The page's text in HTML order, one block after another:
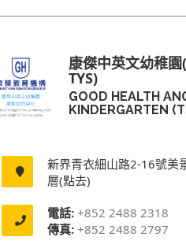
康傑中英文幼稚
TYS)
GOOD HEALTH
KINDERGARTEN
新界青衣細山路2-16號美
層(點去)
電話: +852 2488 2318
傳真: +852 2488 2797